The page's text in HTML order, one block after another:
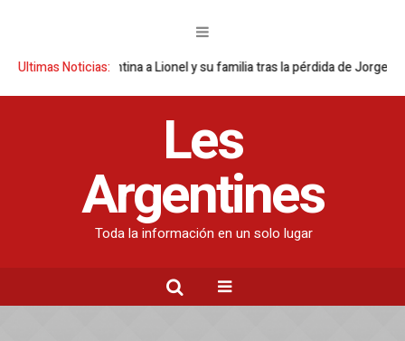
Ultimas Noticias:
Selección argentina a Lionel y su familia tras la pérdida de Jorge Messi
Les
Argentines
Toda la información en un solo lugar